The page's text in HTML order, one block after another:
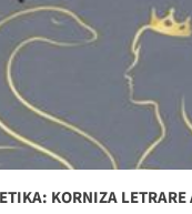
KORNIZA LETRARE